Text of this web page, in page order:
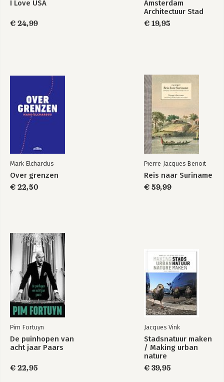
I Love USA
€ 24,99
Amsterdam
Architectuur Stad
€ 19,95
Mark Elchardus
Over grenzen
€ 22,50
Pierre Jacques Benoit
Reis naar Suriname
€ 59,99
Pim Fortuyn
De puinhopen van
acht jaar Paars
€ 22,95
Jacques Vink
Stadsnatuur maken
/ Making urban
nature
€ 39,95